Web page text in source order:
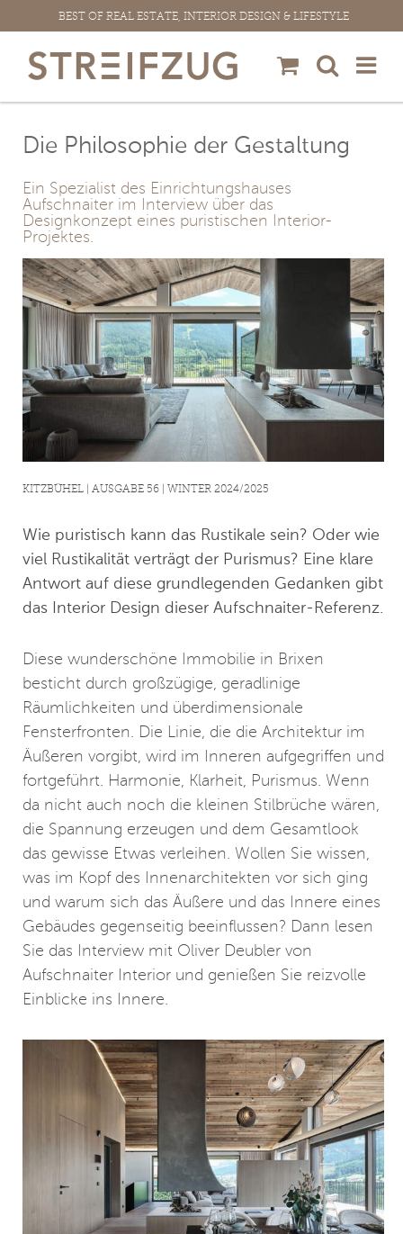
Inhalt
springen
BEST OF REAL ESTATE, INTERIOR DESIGN & LIFESTYLE
Die Philosophie der Gestaltung
Ein Spezialist des Einrichtungshauses
Aufschnaiter im Interview über das
Designkonzept eines puristischen Interior-
Projektes.
View
Larger
Image
KITZBÜHEL | AUSGABE 56 | WINTER 2024/2025
Wie puristisch kann das Rustikale sein? Oder wie
viel Rustikalität verträgt der Purismus? Eine klare
Antwort auf diese grundlegenden Gedanken gibt
das Interior Design dieser Aufschnaiter-Referenz.
Diese wunderschöne Immobilie in Brixen
besticht durch großzügige, geradlinige
Räumlichkeiten und überdimensionale
Fensterfronten. Die Linie, die die Architektur im
Äußeren vorgibt, wird im Inneren aufgegriffen und
fortgeführt. Harmonie, Klarheit, Purismus. Wenn
da nicht auch noch die kleinen Stilbrüche wären,
die Spannung erzeugen und dem Gesamtlook
das gewisse Etwas verleihen. Wollen Sie wissen,
was im Kopf des Innenarchitekten vor sich ging
und warum sich das Äußere und das Innere eines
Gebäudes gegenseitig beeinflussen? Dann lesen
Sie das Interview mit Oliver Deubler von
Aufschnaiter Interior und genießen Sie reizvolle
Einblicke ins Innere.